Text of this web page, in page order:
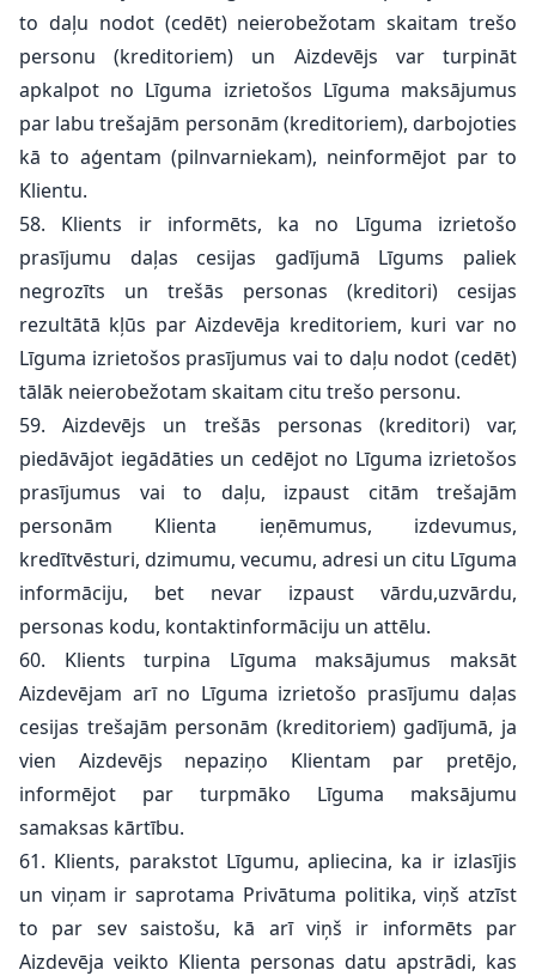
to daļu nodot (cedēt) neierobežotam skaitam trešo
personu (kreditoriem) un Aizdevējs var turpināt
apkalpot no Līguma izrietošos Līguma maksājumus
par labu trešajām personām (kreditoriem), darbojoties
kā to aģentam (pilnvarniekam), neinformējot par to
Klientu.
58. Klients ir informēts, ka no Līguma izrietošo
prasījumu daļas cesijas gadījumā Līgums paliek
negrozīts un trešās personas (kreditori) cesijas
rezultātā kļūs par Aizdevēja kreditoriem, kuri var no
Līguma izrietošos prasījumus vai to daļu nodot (cedēt)
tālāk neierobežotam skaitam citu trešo personu.
59. Aizdevējs un trešās personas (kreditori) var,
piedāvājot iegādāties un cedējot no Līguma izrietošos
prasījumus vai to daļu, izpaust citām trešajām
personām Klienta ieņēmumus, izdevumus,
kredītvēsturi, dzimumu, vecumu, adresi un citu Līguma
informāciju, bet nevar izpaust vārdu,uzvārdu,
personas kodu, kontaktinformāciju un attēlu.
60. Klients turpina Līguma maksājumus maksāt
Aizdevējam arī no Līguma izrietošo prasījumu daļas
cesijas trešajām personām (kreditoriem) gadījumā, ja
vien Aizdevējs nepaziņo Klientam par pretējo,
informējot par turpmāko Līguma maksājumu
samaksas kārtību.
61. Klients, parakstot Līgumu, apliecina, ka ir izlasījis
un viņam ir saprotama Privātuma politika, viņš atzīst
to par sev saistošu, kā arī viņš ir informēts par
Aizdevēja veikto Klienta personas datu apstrādi, kas